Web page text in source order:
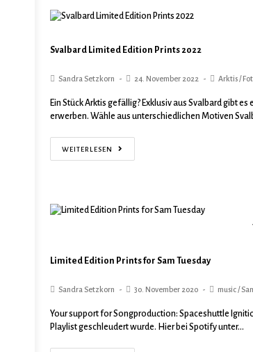
Svalbard Limited Edition Prints 2022
Sandra Setzkorn 24. November 2022 Arktis/
Ein Stück Arktis gefällig? Exklusiv aus Svalbard gibt
erwerben. Wähle aus unterschiedlichen Motiven
WEITERLESEN
Limited Edition Prints for Sam Tuesday
Sandra Setzkorn 30. November 2020 music/
Your support for Songproduction: Spaceshuttle
Playlist geschleudert wurde. Hier bei Spotify unter…